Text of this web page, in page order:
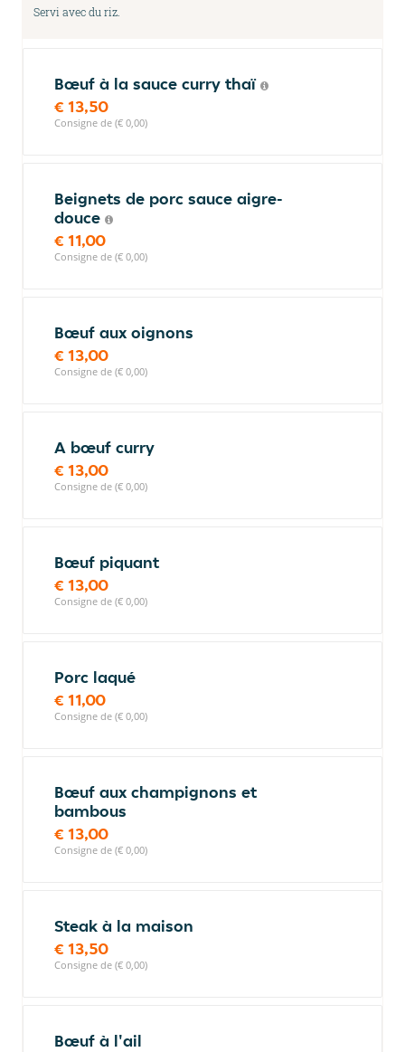
Servi avec du riz.
Bœuf à la sauce curry thaï
€ 13,50
Consigne de (€ 0,00)
Beignets de porc sauce aigre-
douce
€ 11,00
Consigne de (€ 0,00)
Bœuf aux oignons
€ 13,00
Consigne de (€ 0,00)
A bœuf curry
€ 13,00
Consigne de (€ 0,00)
Bœuf piquant
€ 13,00
Consigne de (€ 0,00)
Porc laqué
€ 11,00
Consigne de (€ 0,00)
Bœuf aux champignons et
bambous
€ 13,00
Consigne de (€ 0,00)
Steak à la maison
€ 13,50
Consigne de (€ 0,00)
Bœuf à l'ail